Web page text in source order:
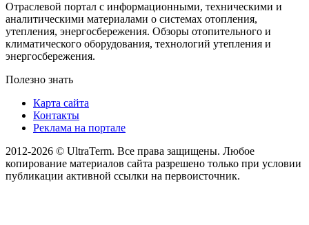
Отраслевой портал с информационными, техническими и
аналитическими материалами о системах отопления,
утепления, энергосбережения. Обзоры отопительного и
климатического оборудования, технологий утепления и
энергосбережения.
Полезно знать
Карта сайта
Контакты
Реклама на портале
2012-2026 © UltraTerm. Все права защищены. Любое
копирование материалов сайта разрешено только при условии
публикации активной ссылки на первоисточник.